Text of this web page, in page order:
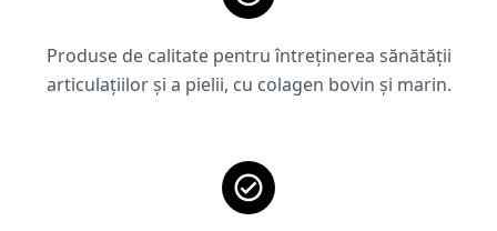
Produse de calitate pentru întreținerea sănătății
articulațiilor și a pielii, cu colagen bovin și marin.